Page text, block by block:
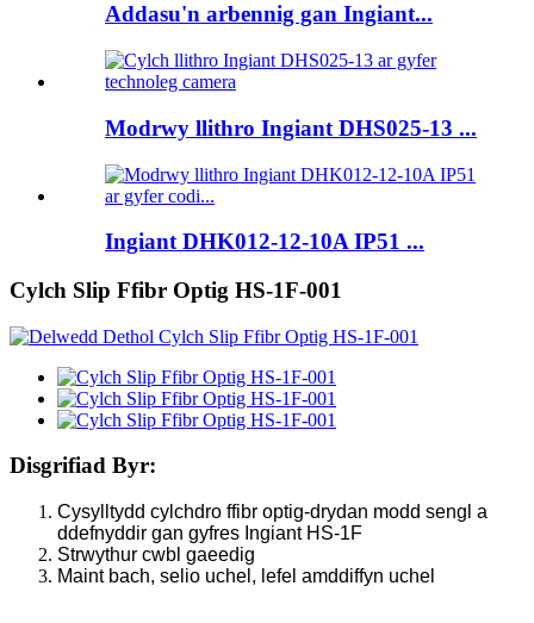
Addasu'n arbennig gan Ingiant...
Modrwy llithro Ingiant DHS025-13 ...
Ingiant DHK012-12-10A IP51 ...
Cylch Slip Ffibr Optig HS-1F-001
Disgrifiad Byr:
Cysylltydd cylchdro ffibr optig-drydan modd sengl a
ddefnyddir gan gyfres Ingiant HS-1F
Strwythur cwbl gaeedig
Maint bach, selio uchel, lefel amddiffyn uchel